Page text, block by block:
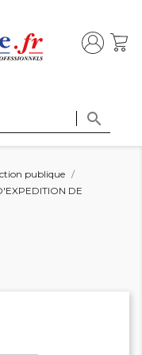

publique
DE